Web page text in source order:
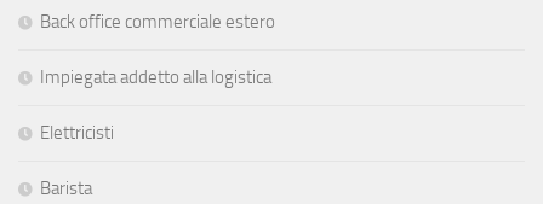
Back office commerciale estero
Impiegata addetto alla logistica
Elettricisti
Barista